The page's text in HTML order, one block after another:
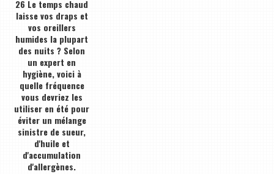
26 Le temps chaud
laisse vos draps et
vos oreillers
humides la plupart
des nuits ? Selon
un expert en
hygiène, voici à
quelle fréquence
vous devriez les
utiliser en été pour
éviter un mélange
sinistre de sueur,
d'huile et
d'accumulation
d'allergènes.